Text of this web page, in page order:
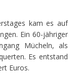
kam es auf
Ein 60-jähriger
Mücheln, als
Es entstand
Euros.